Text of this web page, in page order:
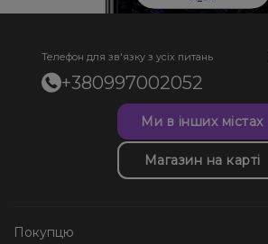
Телефон для зв'язку з усіх питань
+380997002052
Ми в інших містах
Магазин на карті
Покупцю